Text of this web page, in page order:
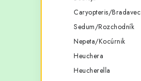
Caryopteris/Bradavec
Sedum/Rozchodník
Nepeta/Kocúrnik
Heuchera
Heucherella